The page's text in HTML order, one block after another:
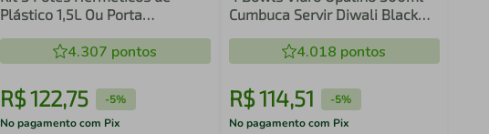
Plástico 1,5L Ou Porta
Transparente4.307 pontos
R$122,75 -5%
No pagamento com Pix
Cumbuca Servir Diwali Black
4.018 pontos
R$114,51 -5%
No pagamento com Pix